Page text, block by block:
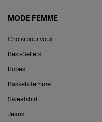
MODE FEMME
Choisi pour vous
Best-Sellers
Robes
Baskets femme
Sweatshirt
Jeans